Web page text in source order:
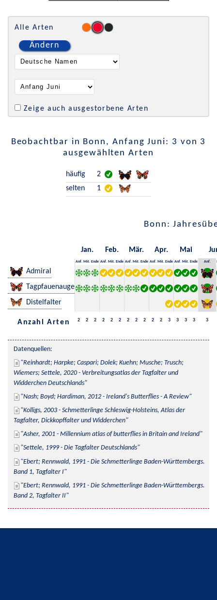
Alle Arten
Ändern
Zeige auch ausgestorbene Arten
Beobachtbar in Bonn, Anfang Juni: 3 von 3
ausgewählten Arten
häufig
2
selten
1
Bonn:
Jan. Feb. Mär. Apr. Mai
Anf. Mit. Ende Anf. Mit. Ende Anf. Mit. Ende Anf. Mit. Ende Anf. Mit. Ende Anf.
Admiral
Tagpfauenauge
Distelfalter
Anzahl Arten 2 2 2 2 2 2 2 2 2 2 2 3 3 3 3 3
Datenquellen:
Reinhardt; Harpke; Caspari; Dolek; Kuehn; Musche; Trusch;
Wiemers; Settele, 2020 - Verbreitungsatlas der Tagfalter und
Widderchen Deutschlands
Nash; Boyd; Hardiman, 2012 - Ireland's Butterflies - A Review
Kolligs, 2003 - Schmetterlinge Schleswig-Holsteins, Atlas der
Tagfalter, Dickkopffalter und Widderchen
Asher, 2001 - Millennium atlas of butterflies in Britain and Ireland
Settele, 1999 - Die Tagfalter Deutschlands
Ebert; Rennwald, 1991 - Die Schmetterlinge Baden-Württembergs.
Band 1, Tagfalter I
Ebert; Rennwald, 1991 - Die Schmetterlinge Baden-Württembergs.
Band 2, Tagfalter II